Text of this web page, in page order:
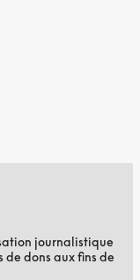
journalistique
de dons aux fins de